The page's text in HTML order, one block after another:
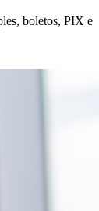
boletos, PIX e